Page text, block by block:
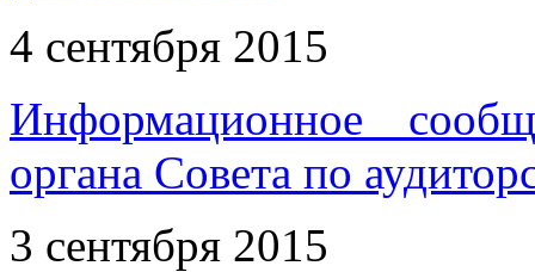
4 сентября 2015
Информационное
органа Совета по
3 сентября 2015